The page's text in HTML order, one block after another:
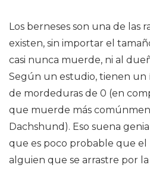
Los berneses son una de las
existen, sin importar el
casi nunca muerde, ni al
Según un estudio, tienen un
de mordeduras de 0 (en
que muerde más
Dachshund). Eso suena
que es poco probable que
alguien que se arrastre por